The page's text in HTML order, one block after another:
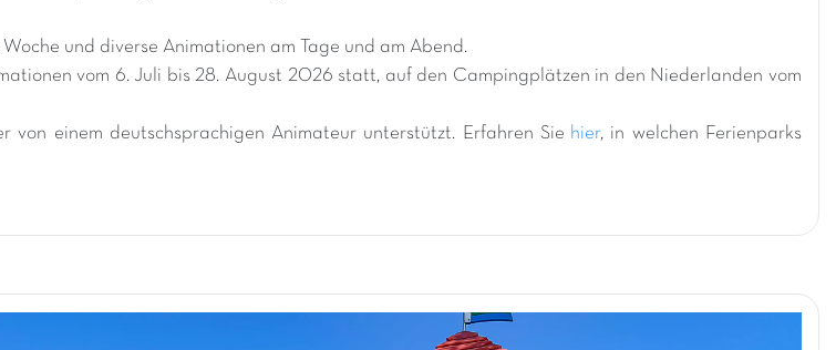
und diverse Animationen am Tage und am Abend.
vom 6. Juli bis 28. August 2026 statt, auf den Campingplätzen in den Niederlanden vom
von einem deutschsprachigen Animateur unterstützt. Erfahren Sie hier, in welchen Ferienparks